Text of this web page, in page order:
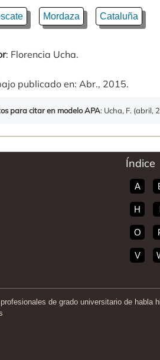
Mordaza Cataluña
: Florencia Ucha.
publicado en: Abr., 2015.
para citar en modelo APA: Ucha, F. (abril,
Índice
A
H
O
V
de grado universitario de habla